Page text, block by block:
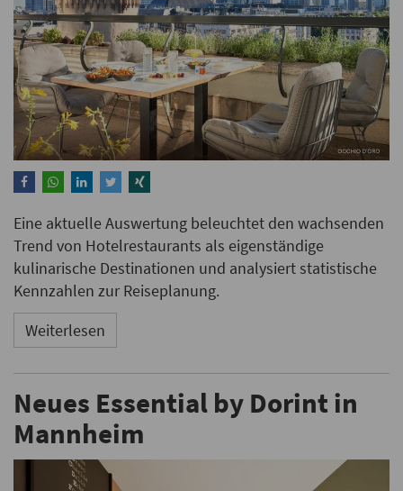
Eine aktuelle Auswertung beleuchtet den wachsenden
Trend von Hotelrestaurants als eigenständige
kulinarische Destinationen und analysiert statistische
Kennzahlen zur Reiseplanung.
Weiterlesen
Neues Essential by Dorint in
Mannheim